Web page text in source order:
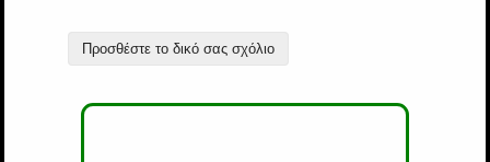
Προσθέστε το δικό σας σχόλιο